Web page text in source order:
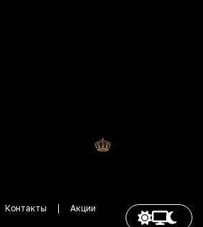
Контакты
Акции